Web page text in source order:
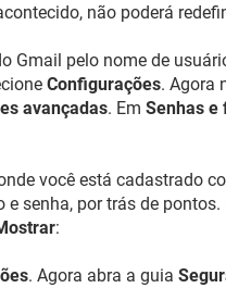
não poderá
Gmail pelo nome de
Configurações. Agora
avançadas. Em Senhas e
você está cadastrado
senha, por trás de
:
. Agora abra a guia